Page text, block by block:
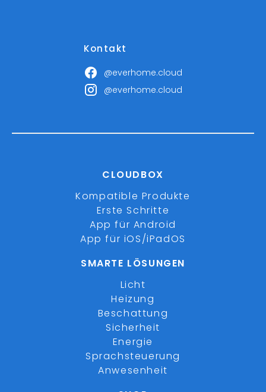
Kontakt
@everhome.cloud
@everhome.cloud
CLOUDBOX
Kompatible Produkte
Erste Schritte
App für Android
App für iOS/iPadOS
SMARTE LÖSUNGEN
Licht
Heizung
Beschattung
Sicherheit
Energie
Sprachsteuerung
Anwesenheit